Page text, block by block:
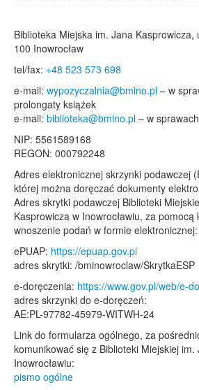
Biblioteka Miejska im. Jana Kasprowicza,
100 Inowrocław
tel/fax: +48 523 573 698
e-mail: wypozyczalnia@bmino.pl – w
prolongaty książek
e-mail: biblioteka@bmino.pl – w
NIP: 5561589168
REGON: 000792248
Adres elektronicznej skrzynki podawczej
której można doręczać dokumenty
Adres skrytki podawczej Biblioteki
Kasprowicza w Inowrocławiu, za
wnoszenie podań w formie elektronicznej:
ePUAP: https://epuap.gov.pl
adres skrytki: /bminowroclaw/SkrytkaESP
e-doręczenia: https://www.gov.pl/web/e-
adres skrzynki do e-doręczeń:
AE:PL-97782-45979-WITWH-24
Link do formularza ogólnego, za
komunikować się z Biblioteki Miejskiej
Inowrocławiu:
pismo ogólne